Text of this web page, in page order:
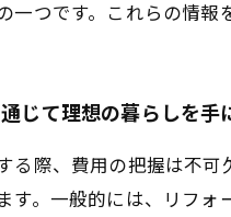
一つです。これらの情報
じて理想の暮らしを手
る際、費用の把握は不
す。一般的には、リフ